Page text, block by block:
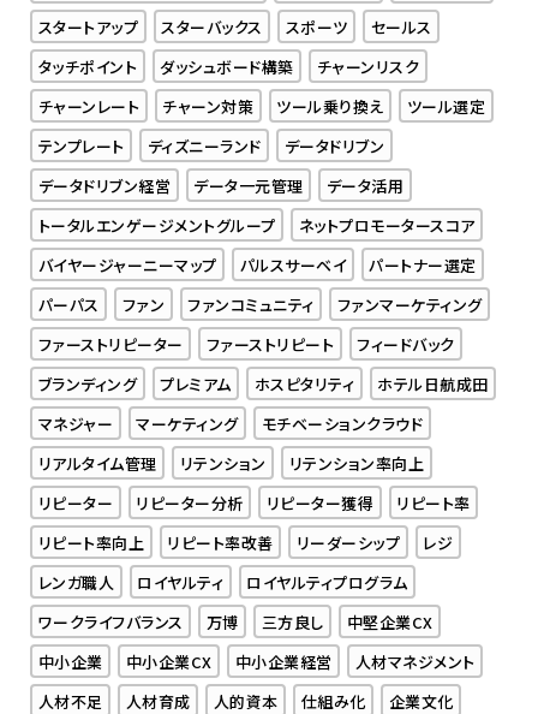
スタートアップ
スターバックス スポーツ
セールス
タッチポイント
ダッシュボード構築
チャーンリスク
チャーンレート
チャーン対策 ツール乗り換え
ツール選定
テンプレート
ディズニーランド
データドリブン
データドリブン経営
データ一元管理
データ活用
トータルエンゲージメントグループ
ネットプロモータースコア
バイヤージャーニーマップ
パルスサーベイ
パートナー選定
パーパス
ファン ファンコミュニティ
ファンマーケティング
ファーストリピーター
ファーストリピート
フィードバック
ブランディング
プレミアム ホスピタリティ
ホテル日航成田
マネジャー
マーケティング
モチベーションクラウド
リアルタイム管理
リテンション
リテンション率向上
リピーター
リピーター分析 リピーター獲得
リピート率
リピート率向上
リピート率改善 リーダーシップ
レジ
レンガ職人
ロイヤルティ
ロイヤルティプログラム
ワークライフバランス
万博 三方良し
中堅企業CX
中小企業
中小企業CX 中小企業経営
人材マネジメント
人材不足
人材育成 人的資本 仕組み化
企業文化